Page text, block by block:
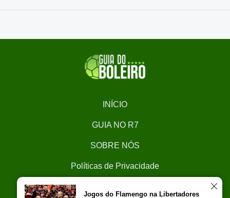
INÍCIO
GUIA NO R7
SOBRE NÓS
Políticas de Privacidade
Jogos do Flamengo na Libertadores